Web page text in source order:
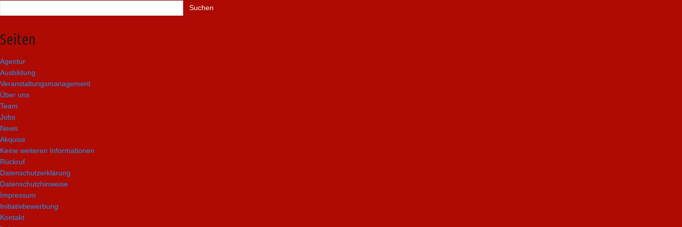
nach:
Seiten
Agentur
Ausbildung
Veranstaltungsmanagement
Über uns
Team
Jobs
News
Akquise
Keine weiteren Informationen
Rückruf
Datenschutzerklärung
Datenschutzhinweise
Impressum
Initiativbewerbung
Kontakt